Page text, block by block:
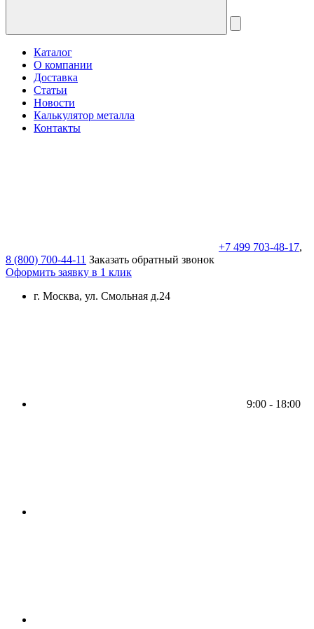
Каталог
О компании
Доставка
Статьи
Новости
Калькулятор металла
Контакты
+7 499 703-48-17,
8 (800) 700-44-11 Заказать обратный звонок
Оформить заявку в 1 клик
г. Москва, ул. Смольная д.24
9:00 - 18:00